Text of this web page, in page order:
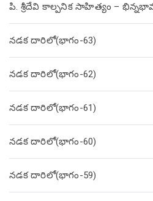
పి. శ్రీదేవి కాల్పనిక సాహిత్యం –
నడక దారిలో(భాగం-63)
నడక దారిలో(భాగం-62)
నడక దారిలో(భాగం-61)
నడక దారిలో(భాగం-60)
నడక దారిలో(భాగం-59)